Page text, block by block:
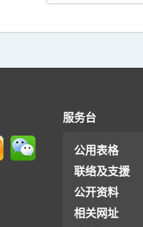
服务台
公用表格
联络及支援
公开资料
相关网址